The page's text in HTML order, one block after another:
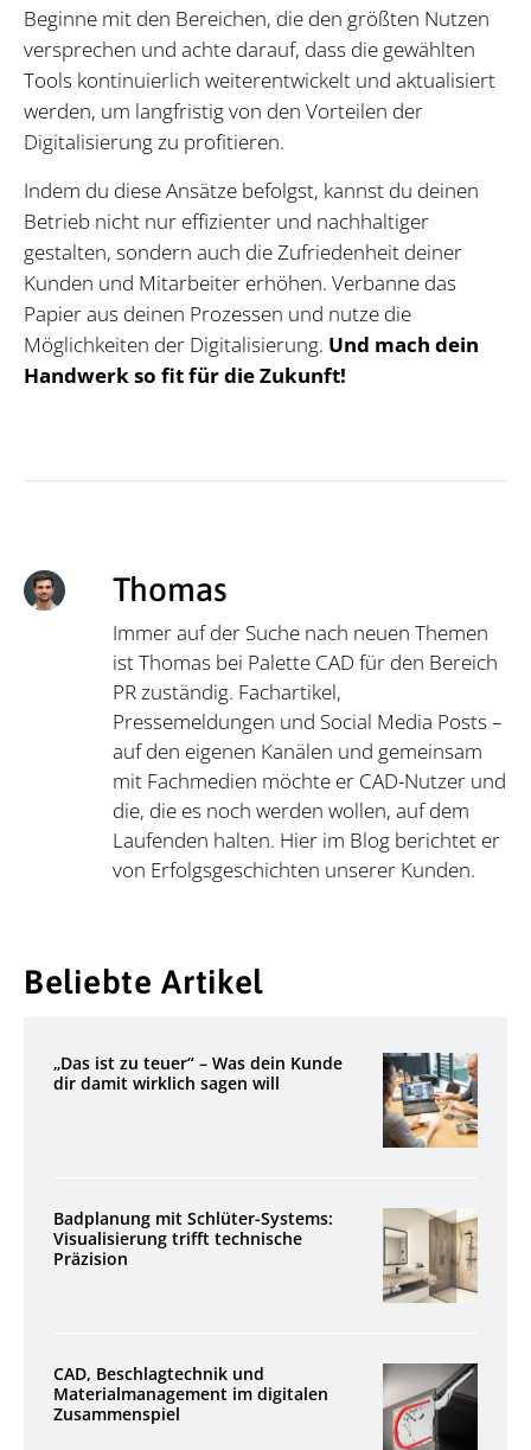
Beginne mit den Bereichen, die den größten Nutzen
versprechen und achte darauf, dass die gewählten
Tools kontinuierlich weiterentwickelt und aktualisiert
werden, um langfristig von den Vorteilen der
Digitalisierung zu profitieren.
Indem du diese Ansätze befolgst, kannst du deinen
Betrieb nicht nur effizienter und nachhaltiger
gestalten, sondern auch die Zufriedenheit deiner
Kunden und Mitarbeiter erhöhen. Verbanne das
Papier aus deinen Prozessen und nutze die
Möglichkeiten der Digitalisierung. Und mach dein
Handwerk so fit für die Zukunft!
Thomas
Immer auf der Suche nach neuen Themen
ist Thomas bei Palette CAD für den Bereich
PR zuständig. Fachartikel,
Pressemeldungen und Social Media Posts –
auf den eigenen Kanälen und gemeinsam
mit Fachmedien möchte er CAD-Nutzer und
die, die es noch werden wollen, auf dem
Laufenden halten. Hier im Blog berichtet er
von Erfolgsgeschichten unserer Kunden.
Beliebte Artikel
„Das ist zu teuer“ – Was dein Kunde
dir damit wirklich sagen will
Badplanung mit Schlüter-Systems:
Visualisierung trifft technische
Präzision
CAD, Beschlagtechnik und
Materialmanagement im digitalen
Zusammenspiel